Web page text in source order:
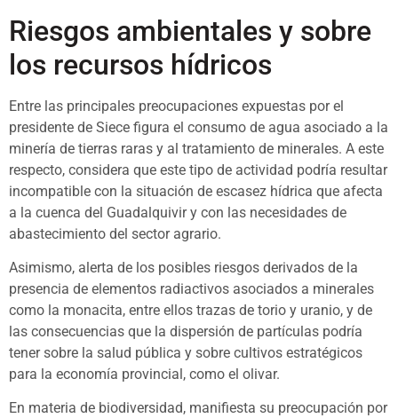
Riesgos ambientales y sobre
los recursos hídricos
Entre las principales preocupaciones expuestas por el
presidente de Siece figura el consumo de agua asociado a la
minería de tierras raras y al tratamiento de minerales. A este
respecto, considera que este tipo de actividad podría resultar
incompatible con la situación de escasez hídrica que afecta
a la cuenca del Guadalquivir y con las necesidades de
abastecimiento del sector agrario.
Asimismo, alerta de los posibles riesgos derivados de la
presencia de elementos radiactivos asociados a minerales
como la monacita, entre ellos trazas de torio y uranio, y de
las consecuencias que la dispersión de partículas podría
tener sobre la salud pública y sobre cultivos estratégicos
para la economía provincial, como el olivar.
En materia de biodiversidad, manifiesta su preocupación por